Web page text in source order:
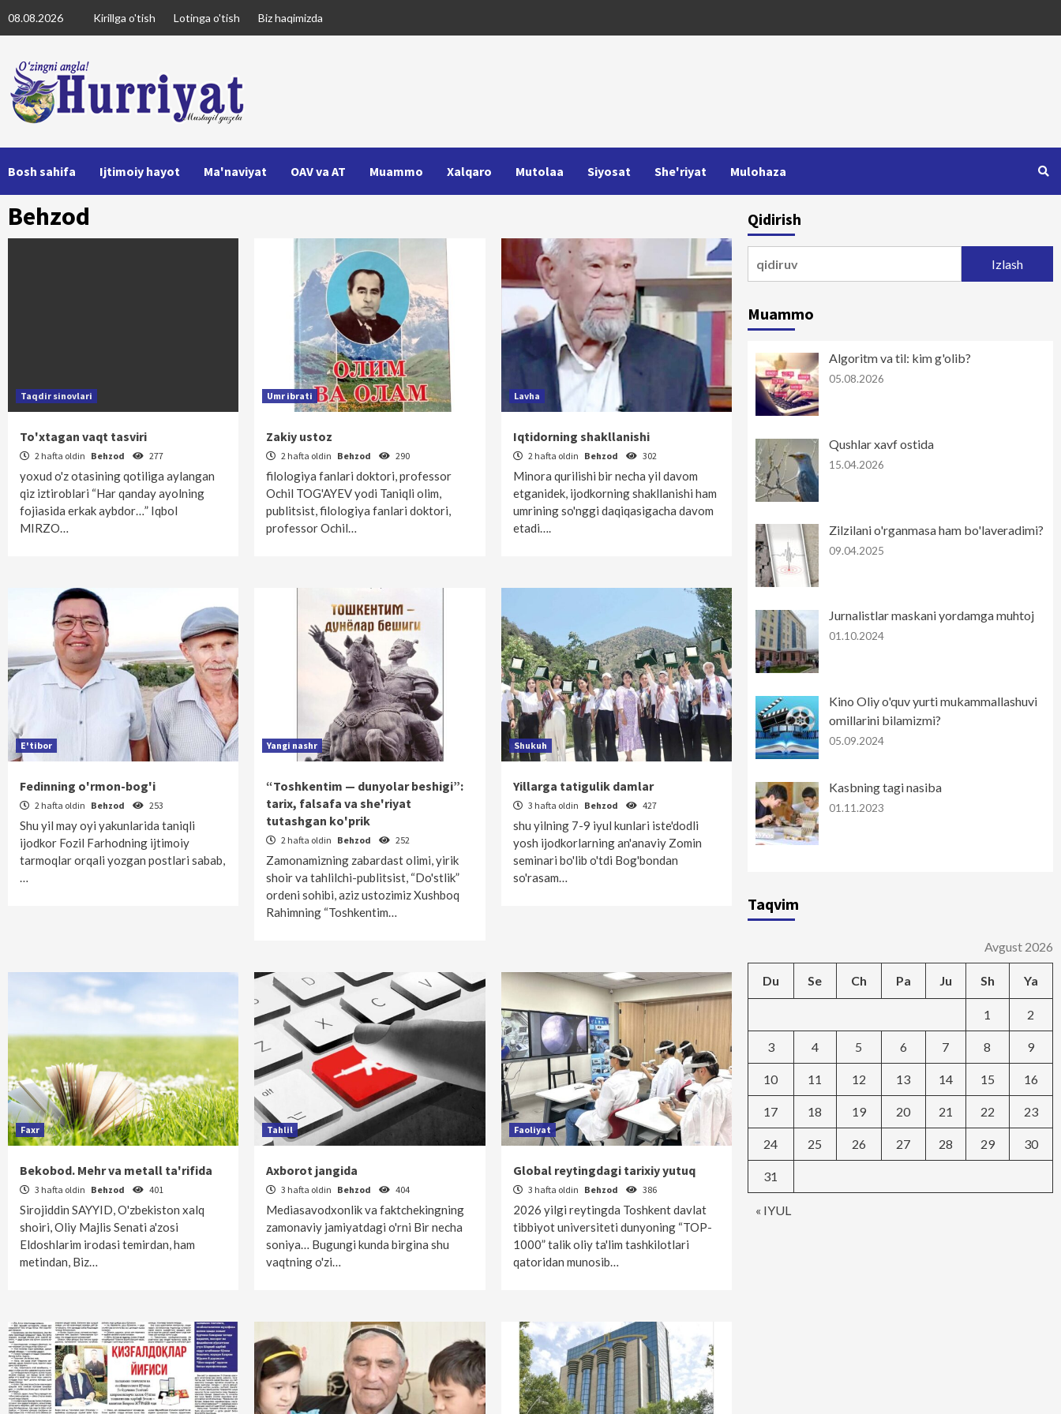
to
08.08.2026 Kirillga o'tish Lotinga o'tish Biz haqimizda
Bosh sahifa Ijtimoiy hayot Ma'naviyat OAV va AT Muammo Xalqaro Mutolaa Siyosat She'riyat Mulohaza
Behzod
Taqdir sinovlari
To'xtagan vaqt tasviri
2 hafta oldin Behzod 277
yoxud o'z otasining qotiliga aylangan
qiz iztiroblari “Har qanday ayolning
fojiasida erkak aybdor…” Iqbol
MIRZO…
Umr ibrati
Zakiy ustoz
2 hafta oldin Behzod 290
filologiya fanlari doktori, professor
Ochil TOG'AYEV yodi Taniqli olim,
publitsist, filologiya fanlari doktori,
professor Ochil…
Lavha
Iqtidorning shakllanishi
2 hafta oldin Behzod 302
Minora qurilishi bir necha yil davom
etganidek, ijodkorning shakllanishi ham
umrining so'nggi daqiqasigacha davom
etadi….
E'tibor
Fedinning o'rmon-bog'i
2 hafta oldin Behzod 253
Shu yil may oyi yakunlarida taniqli
ijodkor Fozil Farhodning ijtimoiy
tarmoqlar orqali yozgan postlari sabab,
…
Yangi nashr
“Toshkentim — dunyolar beshigi”:
tarix, falsafa va she'riyat
tutashgan ko'prik
2 hafta oldin Behzod 252
Zamonamizning zabardast olimi, yirik
shoir va tahlilchi-publitsist, “Do'stlik”
ordeni sohibi, aziz ustozimiz Xushboq
Rahimning “Toshkentim…
Shukuh
Yillarga tatigulik damlar
3 hafta oldin Behzod 427
shu yilning 7-9 iyul kunlari iste'dodli
yosh ijodkorlarning an'anaviy Zomin
seminari bo'lib o'tdi Bog'bondan
so'rasam…
Faxr
Bekobod. Mehr va metall ta'rifida
3 hafta oldin Behzod 401
Sirojiddin SAYYID, O'zbekiston xalq
shoiri, Oliy Majlis Senati a'zosi
Eldoshlarim irodasi temirdan, ham
metindan, Biz…
Tahlil
Axborot jangida
3 hafta oldin Behzod 404
Mediasavodxonlik va faktchekingning
zamonaviy jamiyatdagi o'rni Bir necha
soniya… Bugungi kunda birgina shu
vaqtning o'zi…
Faoliyat
Global reytingdagi tarixiy yutuq
3 hafta oldin Behzod 386
2026 yilgi reytingda Toshkent davlat
tibbiyot universiteti dunyoning “TOP-
1000” talik oliy ta'lim tashkilotlari
qatoridan munosib…
Qidirish
Muammo
Algoritm va til: kim g'olib?
05.08.2026
Qushlar xavf ostida
15.04.2026
Zilzilani o'rganmasa ham bo'laveradimi?
09.04.2025
Jurnalistlar maskani yordamga muhtoj
01.10.2024
Kino Oliy o'quv yurti mukammallashuvi
omillarini bilamizmi?
05.09.2024
Kasbning tagi nasiba
01.11.2023
Taqvim
Avgust 2026
Du Se Ch Pa Ju Sh Ya
« IYUL
1 2
3 4 5 6 7 8 9
10 11 12 13 14 15 16
17 18 19 20 21 22 23
24 25 26 27 28 29 30
31